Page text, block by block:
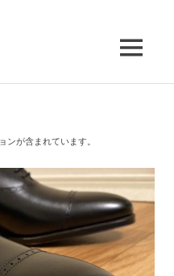
MENU
が含まれています。